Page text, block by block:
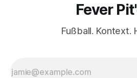
Fever
Fußball. Kontext.